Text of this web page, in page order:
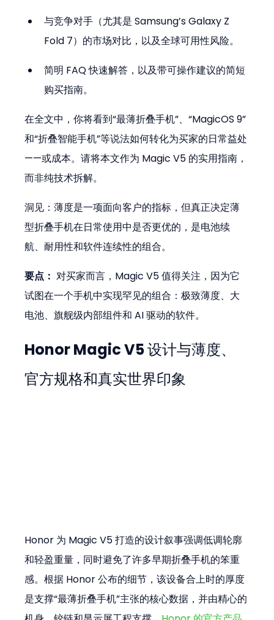
与竞争对手（尤其是 Samsung’s Galaxy Z
Fold 7）的市场对比，以及全球可用性风险。
简明 FAQ 快速解答，以及带可操作建议的简短
购买指南。
在全文中，你将看到“最薄折叠手机”、“MagicOS 9”
和“折叠智能手机”等说法如何转化为买家的日常益处
——或成本。请将本文作为 Magic V5 的实用指南，
而非纯技术拆解。
洞见：薄度是一项面向客户的指标，但真正决定薄
型折叠手机在日常使用中是否更优的，是电池续
航、耐用性和软件连续性的组合。
要点： 对买家而言，Magic V5 值得关注，因为它
试图在一个手机中实现罕见的组合：极致薄度、大
电池、旗舰级内部组件和 AI 驱动的软件。
Honor Magic V5 设计与薄度、
官方规格和真实世界印象
Honor 为 Magic V5 打造的设计叙事强调低调轮廓
和轻盈重量，同时避免了许多早期折叠手机的笨重
感。根据 Honor 公布的细节，该设备合上时的厚度
是支撑“最薄折叠手机”主张的核心数据，并由精心的